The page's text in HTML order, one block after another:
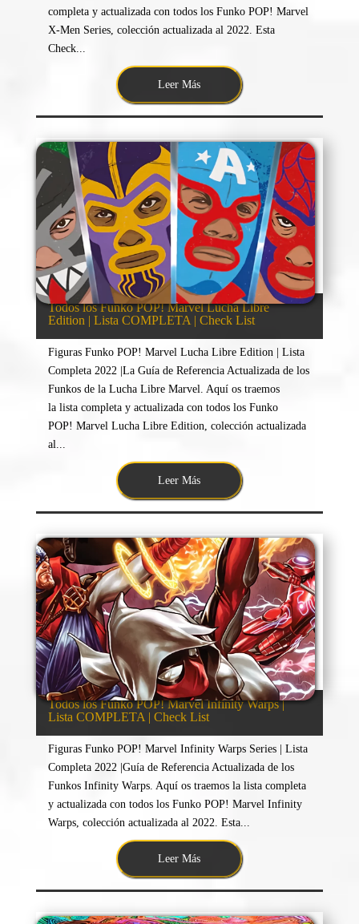
completa y actualizada con todos los Funko POP! Marvel
X-Men Series, colección actualizada al 2022. Esta
Check...
Leer Más
Todos los Funko POP! Marvel Lucha Libre
Edition | Lista COMPLETA | Check List
Figuras Funko POP! Marvel Lucha Libre Edition | Lista
Completa 2022 |La Guía de Referencia Actualizada de los
Funkos de la Lucha Libre Marvel. Aquí os traemos
la lista completa y actualizada con todos los Funko
POP! Marvel Lucha Libre Edition, colección actualizada
al...
Leer Más
Todos los Funko POP! Marvel Infinity Warps |
Lista COMPLETA | Check List
Figuras Funko POP! Marvel Infinity Warps Series | Lista
Completa 2022 |Guía de Referencia Actualizada de los
Funkos Infinity Warps. Aquí os traemos la lista completa
y actualizada con todos los Funko POP! Marvel Infinity
Warps, colección actualizada al 2022. Esta...
Leer Más